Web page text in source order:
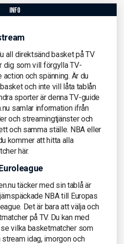
info
all direktsänd basket på TV
dig som vill förgylla TV-
och spänning. Är du
och inte vill låta tablån
sporter är denna TV-guide
samlar information ifrån
och streamingtjänster och
och samma ställe. NBA eller
kommer att hitta alla
här.
täcker med sin tablå är
NBA till Europas
Det är bara att välja och
på TV. Du kan med
se vilka basketmatcher som
idag, imorgon och